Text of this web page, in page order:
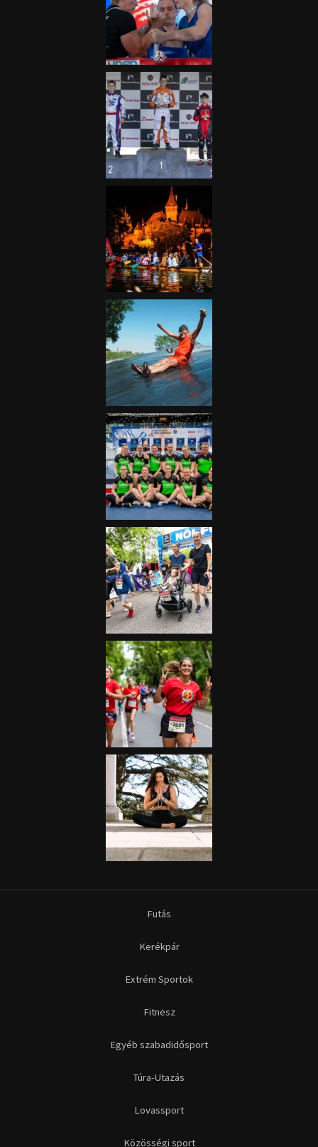
Futás
Kerékpár
Extrém Sportok
Fitnesz
Egyéb szabadidősport
Túra-Utazás
Lovassport
Közösségi sport